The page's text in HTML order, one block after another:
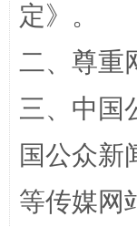
阿坝州三
定》。
二、尊重
三、中国
国公众新
等传媒网